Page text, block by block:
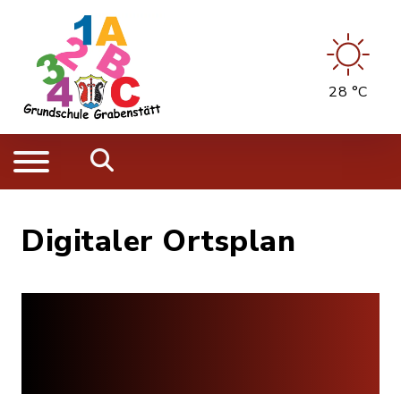
28 °C
Digitaler Ortsplan